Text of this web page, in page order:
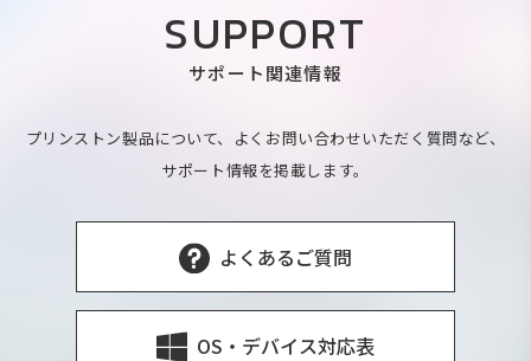
SUPPORT
サポート関連情報
プリンストン製品について、よくお問い合わせいただく質問など、
サポート情報を掲載します。
よくあるご質問
OS・デバイス対応表